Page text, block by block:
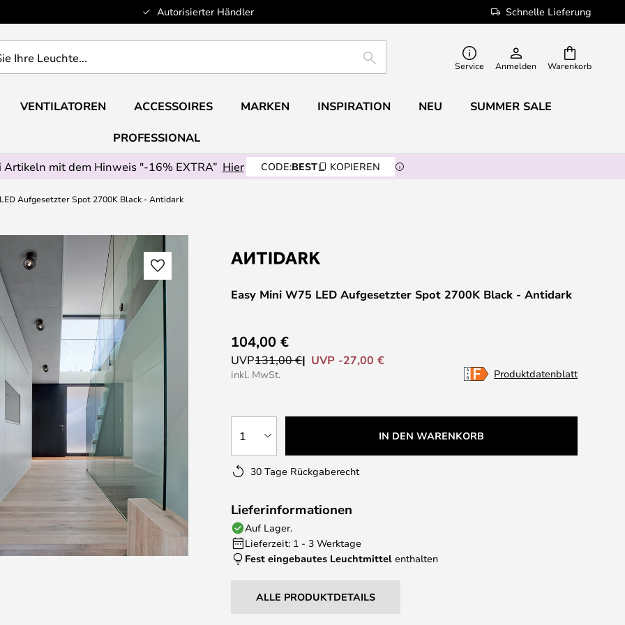
Autorisierter Händler Schnelle Lieferung
Warenkorb
SUCHE Service Anmelden
VENTILATOREN ACCESSOIRES MARKEN INSPIRATION NEU SUMMER SALE
PROFESSIONAL
mit dem Hinweis "-16% EXTRA” Hier CODE:BEST KOPIEREN
Aufgesetzter Spot 2700K Black - Antidark
Easy Mini W75 LED Aufgesetzter Spot 2700K Black - Antidark
104,00 €
UVP131,00 € UVP -27,00 €
inkl. MwSt. Produktdatenblatt
1 IN DEN WARENKORB
30 Tage Rückgaberecht
Lieferinformationen
Auf Lager.
Lieferzeit: 1 - 3 Werktage
Fest eingebautes Leuchtmittel enthalten
ALLE PRODUKTDETAILS